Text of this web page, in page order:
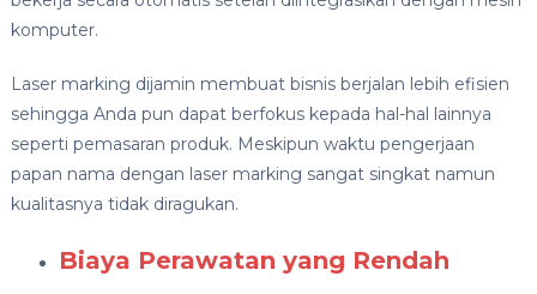
komputer.
Laser marking dijamin membuat bisnis berjalan lebih efisien
sehingga Anda pun dapat berfokus kepada hal-hal lainnya
seperti pemasaran produk. Meskipun waktu pengerjaan
papan nama dengan laser marking sangat singkat namun
kualitasnya tidak diragukan.
Biaya Perawatan yang Rendah